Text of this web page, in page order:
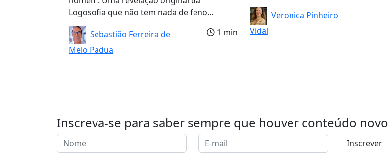
Logosofia que não tem nada de feno...
Sebastião Ferreira de
Melo Padua
1 min
Veronica Pinheiro
Vidal
Inscreva-se para saber sempre que houver conteúdo novo
Inscrever